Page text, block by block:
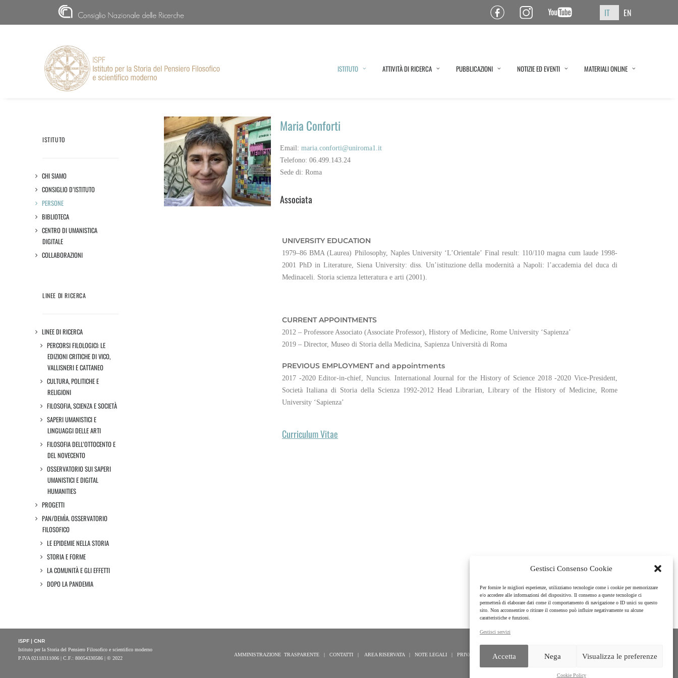
Gestisci Consenso Cookie
Per fornire le migliori esperienze, utilizziamo tecnologie come i cookie per memorizzare
e/o accedere alle informazioni del dispositivo. Il consenso a queste tecnologie ci
permetterà di elaborare dati come il comportamento di navigazione o ID unici su questo
sito. Non acconsentire o ritirare il consenso può influire negativamente su alcune
caratteristiche e funzioni.
Gestisci servizi
Accetta Nega Visualizza le preferenze
Cookie Policy
CNR Pagina Facebook ISPFPagina Instagram ISPFCanale YouTube ISPF IT EN
ISTITUTO ATTIVITÀ DI RICERCA PUBBLICAZIONI NOTIZIE ED EVENTI MATERIALI ONLINE
ISTITUTO
CHI SIAMO
CONSIGLIO D’ISTITUTO
PERSONE
BIBLIOTECA
CENTRO DI UMANISTICA
DIGITALE
COLLABORAZIONI
LINEE DI RICERCA
LINEE DI RICERCA
PERCORSI FILOLOGICI: LE
EDIZIONI CRITICHE DI VICO,
VALLISNERI E CATTANEO
CULTURA, POLITICHE E
RELIGIONI
FILOSOFIA, SCIENZA E SOCIETÀ
SAPERI UMANISTICI E
LINGUAGGI DELLE ARTI
FILOSOFIA DELL’OTTOCENTO E
DEL NOVECENTO
OSSERVATORIO SUI SAPERI
UMANISTICI E DIGITAL
HUMANITIES
PROGETTI
PAN/DEMÌA. OSSERVATORIO
FILOSOFICO
LE EPIDEMIE NELLA STORIA
STORIA E FORME
LA COMUNITÀ E GLI EFFETTI
DOPO LA PANDEMIA
Maria Conforti
Email: maria.conforti@uniroma1.it
Telefono: 06.499.143.24
Sede di: Roma
Associata
UNIVERSITY EDUCATION
1979–86 BMA (Laurea) Philosophy, Naples University ‘L’Orientale’ Final result: 110/110 magna cum laude 1998-
2001 PhD in Literature, Siena University: diss. Un’istituzione della modernità a Napoli: l’accademia del duca di
Medinaceli. Storia scienza letteratura e arti (2001).
CURRENT APPOINTMENTS
2012 – Professore Associato (Associate Professor), History of Medicine, Rome University ‘Sapienza’
2019 – Director, Museo di Storia della Medicina, Sapienza Università di Roma
PREVIOUS EMPLOYMENT and appointments
2017 -2020 Editor-in-chief, Nuncius. International Journal for the History of Science 2018 -2020 Vice-President,
Società Italiana di Storia della Scienza 1992-2012 Head Librarian, Library of the History of Medicine, Rome
University ‘Sapienza’
Curriculum Vitae
ISPF | CNR
Istituto per la Storia del Pensiero Filosofico e scientifico moderno
P.IVA 02118311006 | C.F.: 80054330586 | © 2022
AMMINISTRAZIONE TRASPARENTE | CONTATTI | AREA RISERVATA | NOTE LEGALI | PRIVACY | COOKIE POLICY